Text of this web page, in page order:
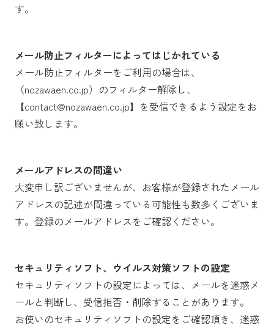
す。
メール防止フィルターによってはじかれている
メール防止フィルターをご利用の場合は、
（nozawaen.co.jp）のフィルター解除し、
【contact@nozawaen.co.jp】を受信できるよう設定をお
願い致します。
メールアドレスの間違い
大変申し訳ございませんが、お客様が登録されたメール
アドレスの記述が間違っている可能性も数多くございま
す。登録のメールアドレスをご確認ください。
セキュリティソフト、ウイルス対策ソフトの設定
セキュリティソフトの設定によっては、メールを迷惑メ
ールと判断し、受信拒否・削除することがあります。
お使いのセキュリティソフトの設定をご確認頂き、迷惑